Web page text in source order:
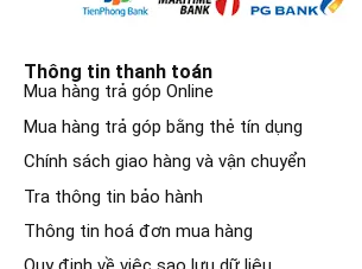
Thông tin thanh toán
Mua hàng trả góp Online
Mua hàng trả góp bằng thẻ tín dụng
Chính sách giao hàng và vận chuyển
Tra thông tin bảo hành
Thông tin hoá đơn mua hàng